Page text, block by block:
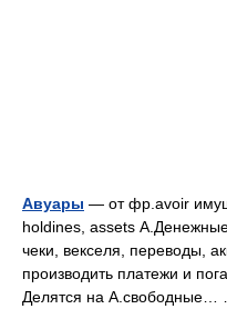
Авуары — от фр.avoir
holdines, assets
чеки, векселя, переводы,
производить платежи и
Делятся на